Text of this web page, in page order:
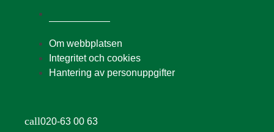
Om webbplatsen
Integritet och cookies
Hantering av personuppgifter
call020-63 00 63